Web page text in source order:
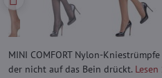
MINI COMFORT Nylon-
der nicht auf das Bein drückt.